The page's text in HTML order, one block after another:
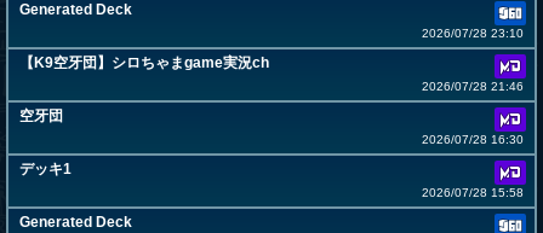
Generated Deck
2026/07/28 23:10
【K9空牙団】シロちゃまgame実況ch
2026/07/28 21:46
空牙団
2026/07/28 16:30
デッキ1
2026/07/28 15:58
Generated Deck